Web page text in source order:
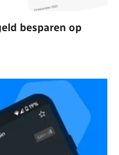
besparen op